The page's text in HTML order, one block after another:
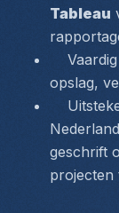
Tableau
opslag,
geschrift
projecten